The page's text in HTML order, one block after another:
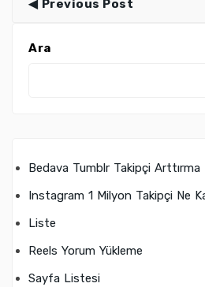
Previous Post
Ara
Bedava Tumblr Takipçi Arttırma
Instagram 1 Milyon Takipçi Ne
Liste
Reels Yorum Yükleme
Sayfa Listesi